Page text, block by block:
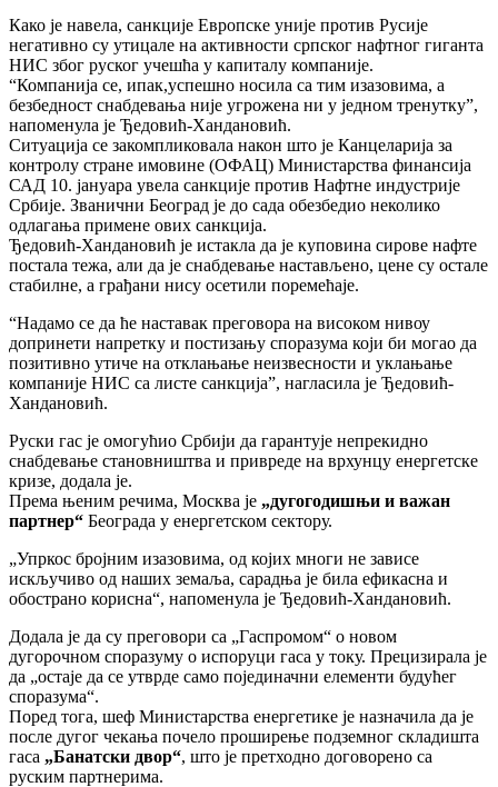
Како је навела, санкције Европске уније против Русије
негативно су утицале на активности српског нафтног гиганта
НИС због руског учешћа у капиталу компаније.
“Компанија се, ипак,успешно носила са тим изазовима, а
безбедност снабдевања није угрожена ни у једном тренутку”,
напоменула је Ђедовић-Хандановић.
Ситуација се закомпликовала након што је Канцеларија за
контролу стране имовине (ОФАЦ) Министарства финансија
САД 10. јануара увела санкције против Нафтне индустрије
Србије. Званични Београд је до сада обезбедио неколико
одлагања примене ових санкција.
Ђедовић-Хандановић је истакла да је куповина сирове нафте
постала тежа, али да је снабдевање настављено, цене су остале
стабилне, а грађани нису осетили поремећаје.
“Надамо се да ће наставак преговора на високом нивоу
допринети напретку и постизању споразума који би могао да
позитивно утиче на отклањање неизвесности и уклањање
компаније НИС са листе санкција”, нагласила је Ђедовић-
Хандановић.
Руски гас је омогућио Србији да гарантује непрекидно
снабдевање становништва и привреде на врхунцу енергетске
кризе, додала је.
Према њеним речима, Москва је „дугогодишњи и важан
партнер“ Београда у енергетском сектору.
„Упркос бројним изазовима, од којих многи не зависе
искључиво од наших земаља, сарадња је била ефикасна и
обострано корисна“, напоменула је Ђедовић-Хандановић.
Додала је да су преговори са „Гаспромом“ о новом
дугорочном споразуму о испоруци гаса у току. Прецизирала је
да „остаје да се утврде само појединачни елементи будућег
споразума“.
Поред тога, шеф Министарства енергетике је назначила да је
после дугог чекања почело проширење подземног складишта
гаса „Банатски двор“, што је претходно договорено са
руским партнерима.